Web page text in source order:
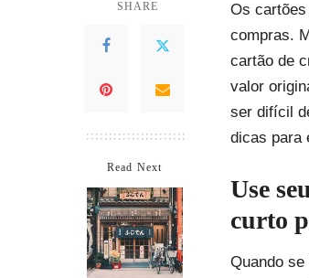
SHARE
Read Next
Os
compras.
cartão de
valor
ser difícil
dicas para
Use
curto
Quando